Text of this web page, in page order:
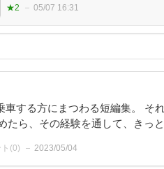
★2 05/07 16:31
車する方にまつわる短編集。 そ
たら、その経験を通して、きっ
ト(0) 2023/05/04